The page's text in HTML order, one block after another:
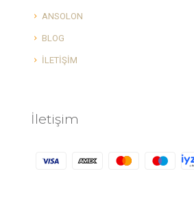
ANSOLON
BLOG
İLETİŞİM
İletişim